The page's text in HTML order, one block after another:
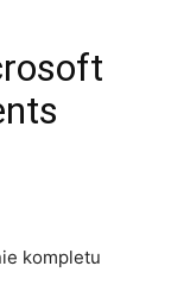
kompletu